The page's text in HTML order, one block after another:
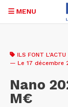
contenu
MENU
ILS FONT L'ACTU
— Le 17 décembre
Nano
M€